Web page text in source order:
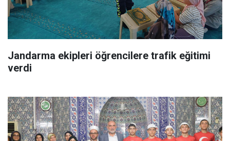
Jandarma ekipleri öğrencilere trafik eğitimi
verdi